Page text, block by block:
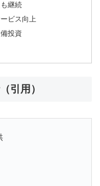
継続
ビス向上
投資
引用）